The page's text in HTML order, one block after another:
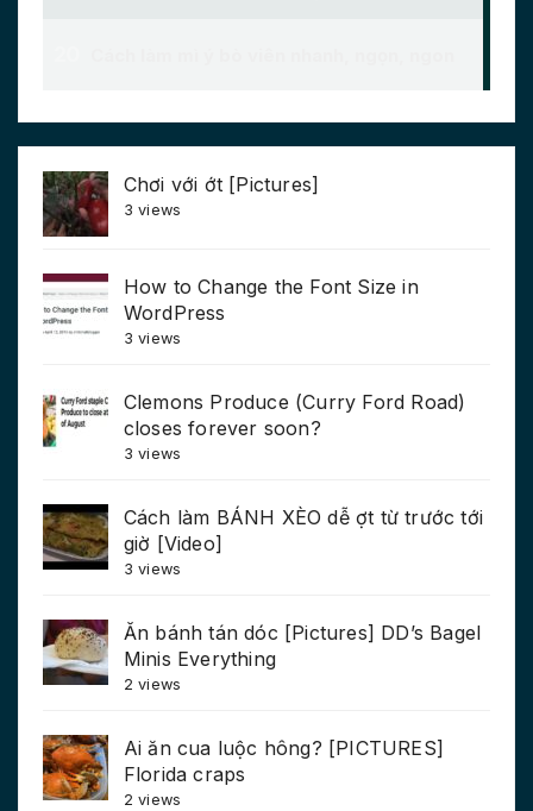
Chơi với ớt [Pictures]
3 views
How to Change the Font Size in
WordPress
3 views
Clemons Produce (Curry Ford Road)
closes forever soon?
3 views
Cách làm BÁNH XÈO dễ ợt từ trước tới
giờ [Video]
3 views
Ăn bánh tán dóc [Pictures] DD’s Bagel
Minis Everything
2 views
Ai ăn cua luộc hông? [PICTURES]
Florida craps
2 views